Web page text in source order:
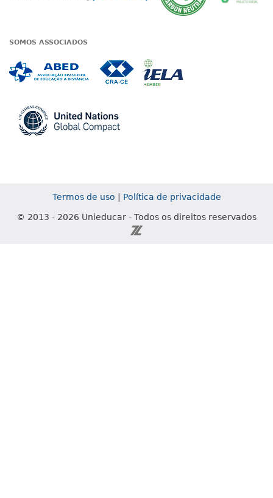
SOMOS ASSOCIADOS
Termos de uso Política de privacidade
© 2013 - 2026 Unieducar - Todos os direitos reservados